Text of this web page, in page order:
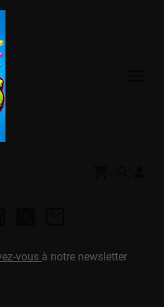
vous à notre newsletter